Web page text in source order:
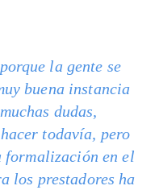
la gente se
buena instancia
dudas,
todavía, pero
formalización en el
los prestadores ha